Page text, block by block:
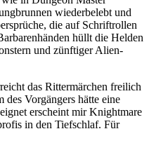
wiederbelebt und
die auf Schriftrollen
hüllt die Helden
und zünftiger Alien-
das Rittermärchen freilich
Vorgängers hätte eine
erscheint mir Knightmare
in den Tiefschlaf. Für